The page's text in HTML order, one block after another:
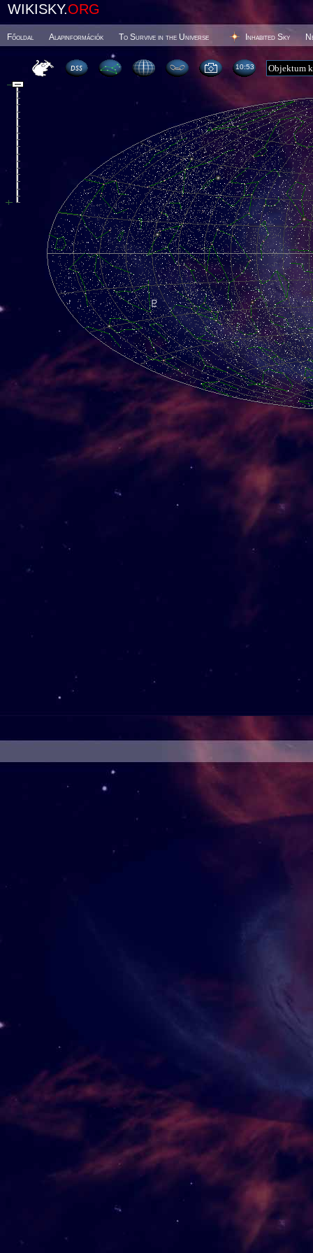
WIKISKY.ORG
Főoldal Alapinformációk To Survive in the Universe Inhabited Sky
10 53